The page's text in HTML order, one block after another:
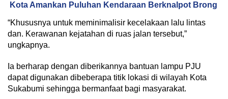
Kota Amankan Puluhan Kendaraan Berknalpot Brong
“Khususnya untuk meminimalisir kecelakaan lalu lintas
dan. Kerawanan kejatahan di ruas jalan tersebut,”
ungkapnya.
Ia berharap dengan diberikannya bantuan lampu PJU
dapat digunakan dibeberapa titik lokasi di wilayah Kota
Sukabumi sehingga bermanfaat bagi masyarakat.